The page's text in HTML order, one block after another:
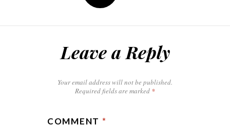
Leave a Reply
Your email address will not be published.
Required fields are marked *
COMMENT *